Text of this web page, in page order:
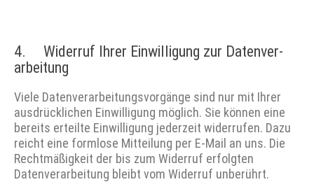
4. Widerruf Ihrer Einwilligung zur Daten­ver­
arbeitung
Viele Datenverarbeitungsvorgänge sind nur mit Ihrer
ausdrücklichen Einwilligung möglich. Sie können eine
bereits erteilte Einwilligung jederzeit widerrufen. Dazu
reicht eine formlose Mitteilung per E-Mail an uns. Die
Rechtmäßigkeit der bis zum Widerruf erfolgten
Datenverarbeitung bleibt vom Widerruf unberührt.